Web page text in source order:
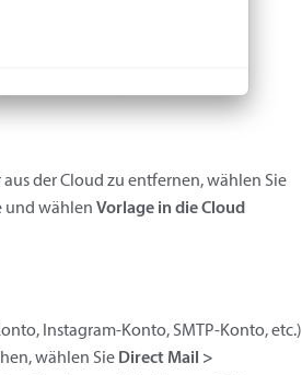
der Cloud zu entfernen, wählen Sie
und wählen Vorlage in die Cloud
Instagram-Konto, SMTP-Konto, etc.)
wählen Sie Direct Mail >